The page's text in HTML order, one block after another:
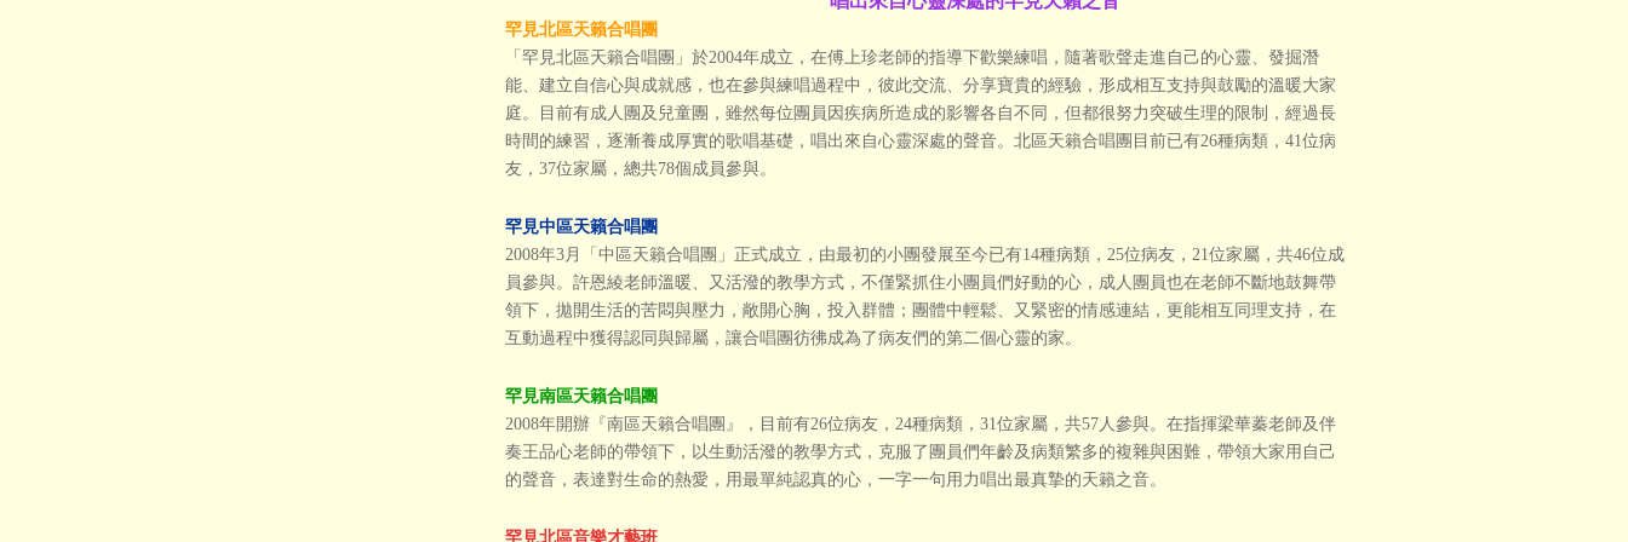
罕見北區天籟合唱團
「罕見北區天籟合唱團」於2004年成立，在傅上珍老師的指導下歡樂練唱，隨著歌聲走進自己的心靈、發掘潛
能、建立自信心與成就感，也在參與練唱過程中，彼此交流、分享寶貴的經驗，形成相互支持與鼓勵的溫暖大家
庭。目前有成人團及兒童團 ， 雖然每位團員因疾病所造成的影響各自不同，但都很努力突破生理的限制，經過長
時間的練習，逐漸養成厚實的歌唱基礎，唱出來自心靈深處的聲音。北區天籟合唱團目前已有26種病類，41位病
友，37位家屬，總共78個成員參與。
罕見中區天籟合唱團
2008年3月「中區天籟合唱團」正式成立，由最初的小團發展至今已有14種病類，25位病友，21位家屬，共46位成
員參與。許恩綾老師溫暖、又活潑的教學方式，不僅緊抓住小團員們好動的心，成人團員也在老師不斷地鼓舞帶
領下，拋開生活的苦悶與壓力，敞開心胸，投入群體；團體中輕鬆、又緊密的情感連結，更能相互同理支持，在
互動過程中獲得認同與歸屬，讓合唱團彷彿成為了病友們的第二個心靈的家。
罕見南區天籟合唱團
2008年開辦『南區天籟合唱團』，目前有26位病友，24種病類，31位家屬，共57人參與。在指揮梁華蓁老師及伴
奏王品心老師的帶領下，以生動活潑的教學方式，克服了團員們年齡及病類繁多的複雜與困難，帶領大家用自己
的聲音，表達對生命的熱愛，用最單純認真的心，一字一句用力唱出最真摯的天籟之音。
罕見北區音樂才藝班